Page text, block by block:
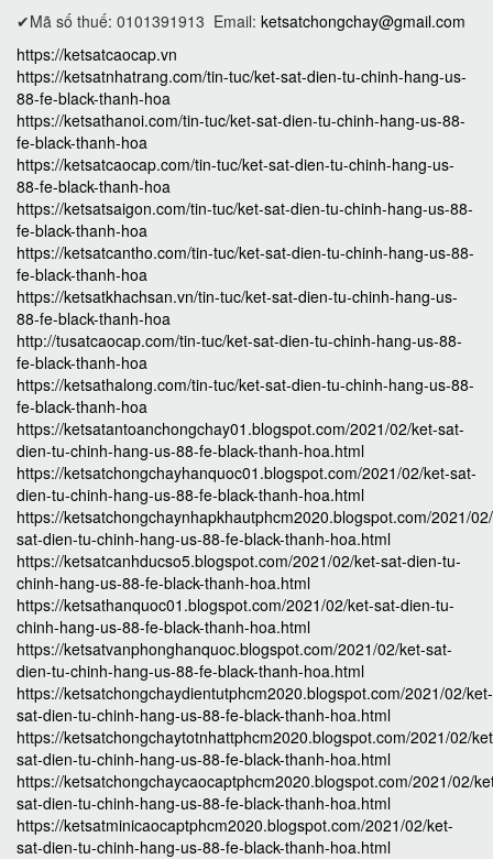
✔Mã số thuế: 0101391913 Email: ketsatchongchay@gmail.com
https://ketsatcaocap.vn
https://ketsatnhatrang.com/tin-tuc/ket-sat-dien-tu-chinh-hang-us-
88-fe-black-thanh-hoa
https://ketsathanoi.com/tin-tuc/ket-sat-dien-tu-chinh-hang-us-88-
fe-black-thanh-hoa
https://ketsatcaocap.com/tin-tuc/ket-sat-dien-tu-chinh-hang-us-
88-fe-black-thanh-hoa
https://ketsatsaigon.com/tin-tuc/ket-sat-dien-tu-chinh-hang-us-88-
fe-black-thanh-hoa
https://ketsatcantho.com/tin-tuc/ket-sat-dien-tu-chinh-hang-us-88-
fe-black-thanh-hoa
https://ketsatkhachsan.vn/tin-tuc/ket-sat-dien-tu-chinh-hang-us-
88-fe-black-thanh-hoa
http://tusatcaocap.com/tin-tuc/ket-sat-dien-tu-chinh-hang-us-88-
fe-black-thanh-hoa
https://ketsathalong.com/tin-tuc/ket-sat-dien-tu-chinh-hang-us-88-
fe-black-thanh-hoa
https://ketsatantoanchongchay01.blogspot.com/2021/02/ket-sat-
dien-tu-chinh-hang-us-88-fe-black-thanh-hoa.html
https://ketsatchongchayhanquoc01.blogspot.com/2021/02/ket-sat-
dien-tu-chinh-hang-us-88-fe-black-thanh-hoa.html
https://ketsatchongchaynhapkhautphcm2020.blogspot.com/2021/
sat-dien-tu-chinh-hang-us-88-fe-black-thanh-hoa.html
https://ketsatcanhducso5.blogspot.com/2021/02/ket-sat-dien-tu-
chinh-hang-us-88-fe-black-thanh-hoa.html
https://ketsathanquoc01.blogspot.com/2021/02/ket-sat-dien-tu-
chinh-hang-us-88-fe-black-thanh-hoa.html
https://ketsatvanphonghanquoc.blogspot.com/2021/02/ket-sat-
dien-tu-chinh-hang-us-88-fe-black-thanh-hoa.html
https://ketsatchongchaydientutphcm2020.blogspot.com/2021/02/ket-
sat-dien-tu-chinh-hang-us-88-fe-black-thanh-hoa.html
https://ketsatchongchaytotnhattphcm2020.blogspot.com/2021/02/
sat-dien-tu-chinh-hang-us-88-fe-black-thanh-hoa.html
https://ketsatchongchaycaocaptphcm2020.blogspot.com/2021/02/
sat-dien-tu-chinh-hang-us-88-fe-black-thanh-hoa.html
https://ketsatminicaocaptphcm2020.blogspot.com/2021/02/ket-
sat-dien-tu-chinh-hang-us-88-fe-black-thanh-hoa.html